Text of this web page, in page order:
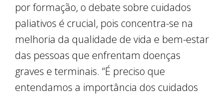
por formação, o debate sobre cuidados
paliativos é crucial, pois concentra-se na
melhoria da qualidade de vida e bem-estar
das pessoas que enfrentam doenças
graves e terminais. “É preciso que
entendamos a importância dos cuidados